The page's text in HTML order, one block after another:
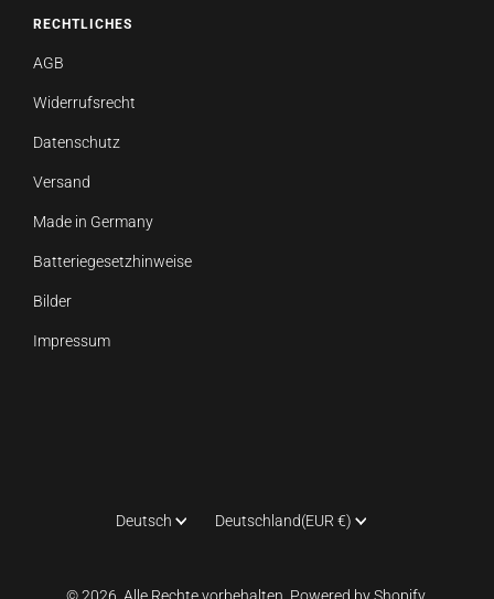
RECHTLICHES
AGB
Widerrufsrecht
Datenschutz
Versand
Made in Germany
Batteriegesetzhinweise
Bilder
Impressum
Sprache
Deutsch Land
Deutschland (EUR €)